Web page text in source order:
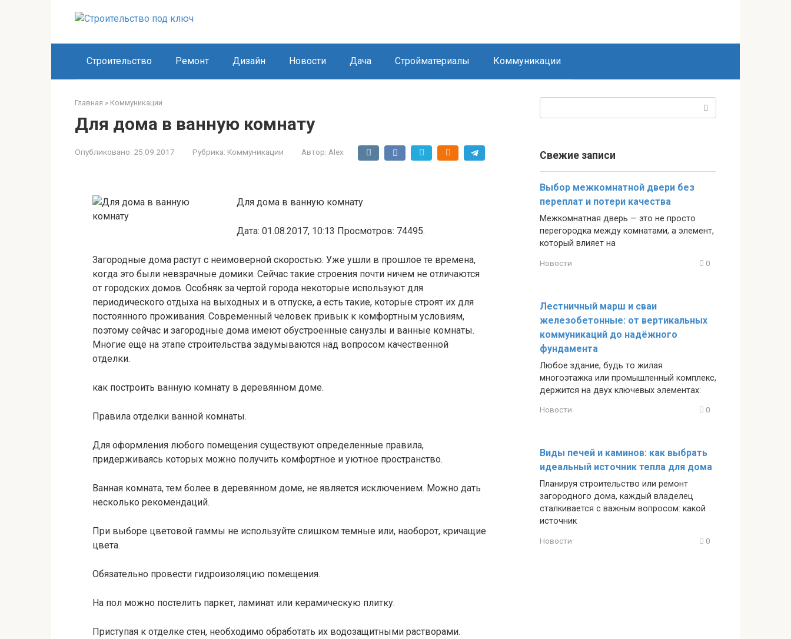
Строительство Ремонт Дизайн Новости Дача Стройматериалы Коммуникации
Главная » Коммуникации
Для дома в ванную комнату
Опубликовано: 25.09.2017 Рубрика: Коммуникации Автор: Alex
Для дома в ванную комнату.
Дата: 01.08.2017, 10:13 Просмотров: 74495.
Загородные дома растут с неимоверной скоростью. Уже ушли в прошлое те времена,
когда это были невзрачные домики. Сейчас такие строения почти ничем не отличаются
от городских домов. Особняк за чертой города некоторые используют для
периодического отдыха на выходных и в отпуске, а есть такие, которые строят их для
постоянного проживания. Современный человек привык к комфортным условиям,
поэтому сейчас и загородные дома имеют обустроенные санузлы и ванные комнаты.
Многие еще на этапе строительства задумываются над вопросом качественной
отделки.
как построить ванную комнату в деревянном доме.
Правила отделки ванной комнаты.
Для оформления любого помещения существуют определенные правила,
придерживаясь которых можно получить комфортное и уютное пространство.
Ванная комната, тем более в деревянном доме, не является исключением. Можно дать
несколько рекомендаций.
При выборе цветовой гаммы не используйте слишком темные или, наоборот, кричащие
цвета.
Обязательно провести гидроизоляцию помещения.
На пол можно постелить паркет, ламинат или керамическую плитку.
Приступая к отделке стен, необходимо обработать их водозащитными растворами.
Свежие записи
Выбор межкомнатной двери без
переплат и потери качества
Межкомнатная дверь — это не просто
перегородка между комнатами, а элемент,
который влияет на
Новости 0
Лестничный марш и сваи
железобетонные: от вертикальных
коммуникаций до надёжного
фундамента
Любое здание, будь то жилая
многоэтажка или промышленный комплекс,
держится на двух ключевых элементах:
Новости 0
Виды печей и каминов: как выбрать
идеальный источник тепла для дома
Планируя строительство или ремонт
загородного дома, каждый владелец
сталкивается с важным вопросом: какой
источник
Новости 0